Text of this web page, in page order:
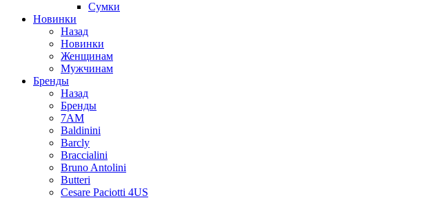
Сумки
Новинки
Назад
Новинки
Женщинам
Мужчинам
Бренды
Назад
Бренды
7AM
Baldinini
Barcly
Braccialini
Bruno Antolini
Butteri
Cesare Paciotti 4US